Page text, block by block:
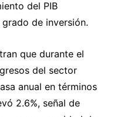
del PIB
de inversión.
que durante el
del sector
anual en términos
2.6%, señal de